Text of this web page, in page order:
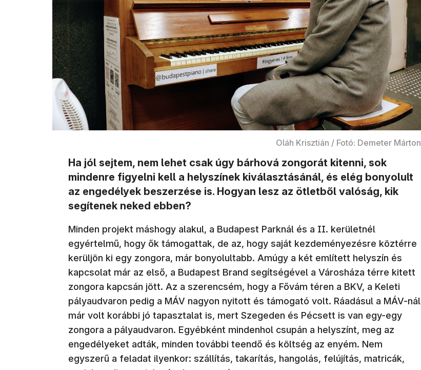
Oláh Krisztián / Fotó: Demeter Márton
Ha jól sejtem, nem lehet csak úgy bárhová zongorát kitenni, sok
mindenre figyelni kell a helyszínek kiválasztásánál, és elég bonyolult
az engedélyek beszerzése is. Hogyan lesz az ötletből valóság, kik
segítenek neked ebben?
Minden projekt máshogy alakul, a Budapest Parknál és a II. kerületnél
egyértelmű, hogy ők támogattak, de az, hogy saját kezdeményezésre köztérre
kerüljön ki egy zongora, már bonyolultabb. Amúgy a két említett helyszín és
kapcsolat már az első, a Budapest Brand segítségével a Városháza térre kitett
zongora kapcsán jött. Az a szerencsém, hogy a Fővám téren a BKV, a Keleti
pályaudvaron pedig a MÁV nagyon nyitott és támogató volt. Ráadásul a MÁV-nál
már volt korábbi jó tapasztalat is, mert Szegeden és Pécsett is van egy-egy
zongora a pályaudvaron. Egyébként mindenhol csupán a helyszínt, meg az
engedélyeket adták, minden további teendő és költség az enyém. Nem
egyszerű a feladat ilyenkor: szállítás, takarítás, hangolás, felújítás, matricák,